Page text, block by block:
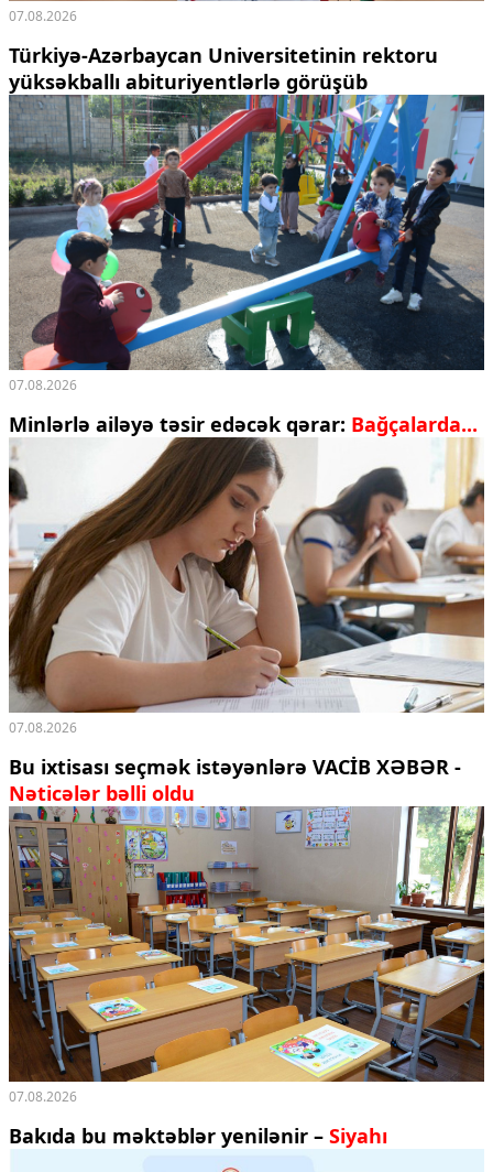
07.08.2026
Türkiyə-Azərbaycan Universitetinin rektoru
yüksəkballı abituriyentlərlə görüşüb
07.08.2026
Minlərlə ailəyə təsir edəcək qərar: Bağçalarda...
07.08.2026
Bu ixtisası seçmək istəyənlərə VACİB XƏBƏR -
Nəticələr bəlli oldu
07.08.2026
Bakıda bu məktəblər yenilənir – Siyahı